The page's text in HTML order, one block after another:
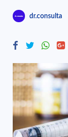
dr.consulta